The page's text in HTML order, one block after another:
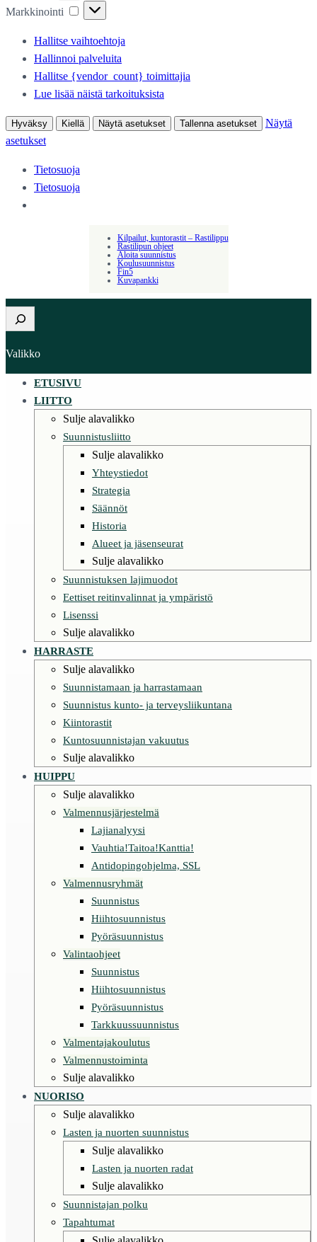
Markkinointi
Markkinointi
Hallitse vaihtoehtoja
Hallinnoi palveluita
Hallitse {vendor_count} toimittajia
Lue lisää näistä tarkoituksista
Hyväksy Kiellä Näytä asetukset Tallenna asetukset
Näytä
asetukset
Tietosuoja
Tietosuoja
Kilpailut, kuntorastit – Rastilippu
Rastilipun ohjeet
Aloita suunnistus
Koulusuunnistus
Fin5
Kuvapankki
Etsi
Valikko
ETUSIVU
LIITTO
Sulje alavalikko
Suunnistusliitto
Sulje alavalikko
Yhteystiedot
Strategia
Säännöt
Historia
Alueet ja jäsenseurat
Sulje alavalikko
Suunnistuksen lajimuodot
Eettiset reitinvalinnat ja ympäristö
Lisenssi
Sulje alavalikko
HARRASTE
Sulje alavalikko
Suunnistamaan ja harrastamaan
Suunnistus kunto- ja terveysliikuntana
Kiintorastit
Kuntosuunnistajan vakuutus
Sulje alavalikko
HUIPPU
Sulje alavalikko
Valmennusjärjestelmä
Lajianalyysi
Vauhtia!Taitoa!Kanttia!
Antidopingohjelma, SSL
Valmennusryhmät
Suunnistus
Hiihtosuunnistus
Pyöräsuunnistus
Valintaohjeet
Suunnistus
Hiihtosuunnistus
Pyöräsuunnistus
Tarkkuussuunnistus
Valmentajakoulutus
Valmennustoiminta
Sulje alavalikko
NUORISO
Sulje alavalikko
Lasten ja nuorten suunnistus
Sulje alavalikko
Lasten ja nuorten radat
Sulje alavalikko
Suunnistajan polku
Tapahtumat